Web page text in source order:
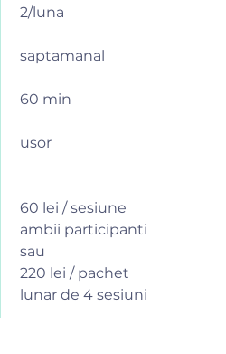
2/luna
saptamanal
60 min
usor
60 lei / sesiune
ambii participanti
sau
220 lei / pachet
lunar de 4 sesiuni